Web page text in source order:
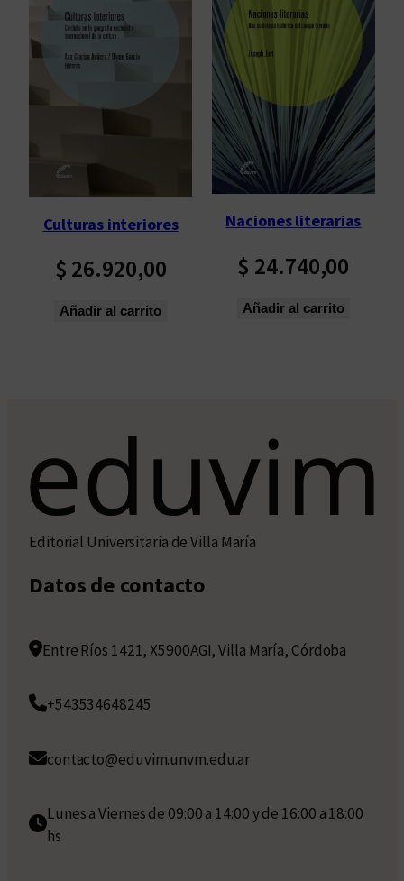
Culturas interiores
$ 26.920,00
Añadir al carrito
Naciones literarias
$ 24.740,00
Añadir al carrito
Editorial Universitaria de Villa María
Datos de contacto
Entre Ríos 1421, X5900AGI, Villa María, Córdoba
+543534648245
contacto@eduvim.unvm.edu.ar
Lunes a Viernes de 09:00 a 14:00 y de 16:00 a 18:00
hs